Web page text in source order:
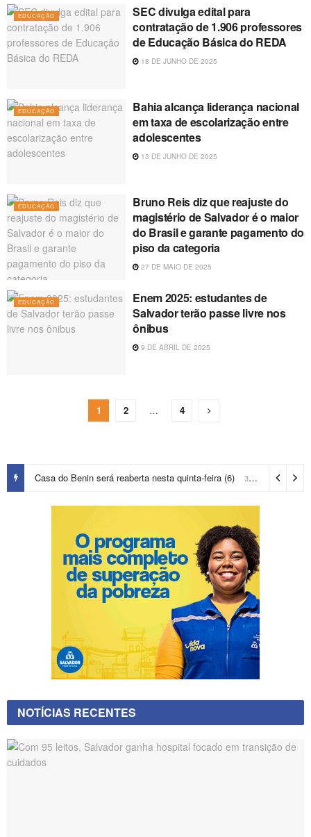
EDUCAÇÃO
SEC divulga edital para
contratação de 1.906 professores
de Educação Básica do REDA
18 DE JUNHO DE 2025
EDUCAÇÃO
Bahia alcança liderança nacional
em taxa de escolarização entre
adolescentes
13 DE JUNHO DE 2025
EDUCAÇÃO
Bruno Reis diz que reajuste do
magistério de Salvador é o maior
do Brasil e garante pagamento do
piso da categoria
27 DE MAIO DE 2025
EDUCAÇÃO
Enem 2025: estudantes de
Salvador terão passe livre nos
ônibus
9 DE ABRIL DE 2025
1 2 … 4
Casa do Benin será reaberta nesta quinta-feira (6) 3 dias ago
NOTÍCIAS RECENTES